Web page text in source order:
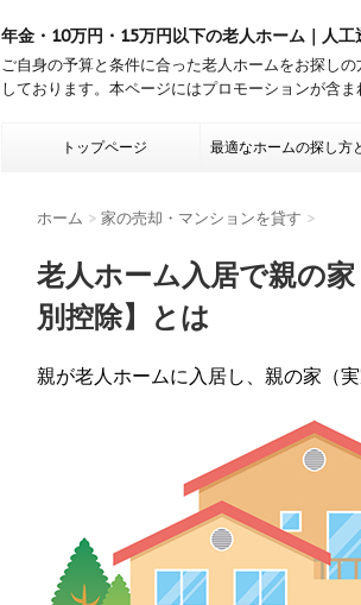
年金・10万円・15万円以下の老人ホーム｜人工
ご自身の予算と条件に合った老人ホームをお探し
しております。本ページにはプロモーションが含ま
トップページ 最適なホームの探し方
ホーム > 家の売却・マンションを貸す >
老人ホーム入居で親の
別控除】とは
親が老人ホームに入居し、親の家（